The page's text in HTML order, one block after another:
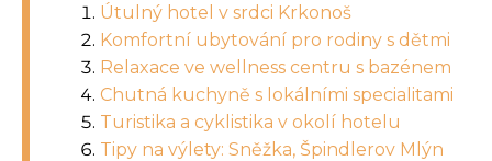
Útulný hotel v srdci Krkonoš
Komfortní ubytování pro rodiny s dětmi
Relaxace ve wellness centru s bazénem
Chutná kuchyně s lokálními specialitami
Turistika a cyklistika v okolí hotelu
Tipy na výlety: Sněžka, Špindlerov Mlýn